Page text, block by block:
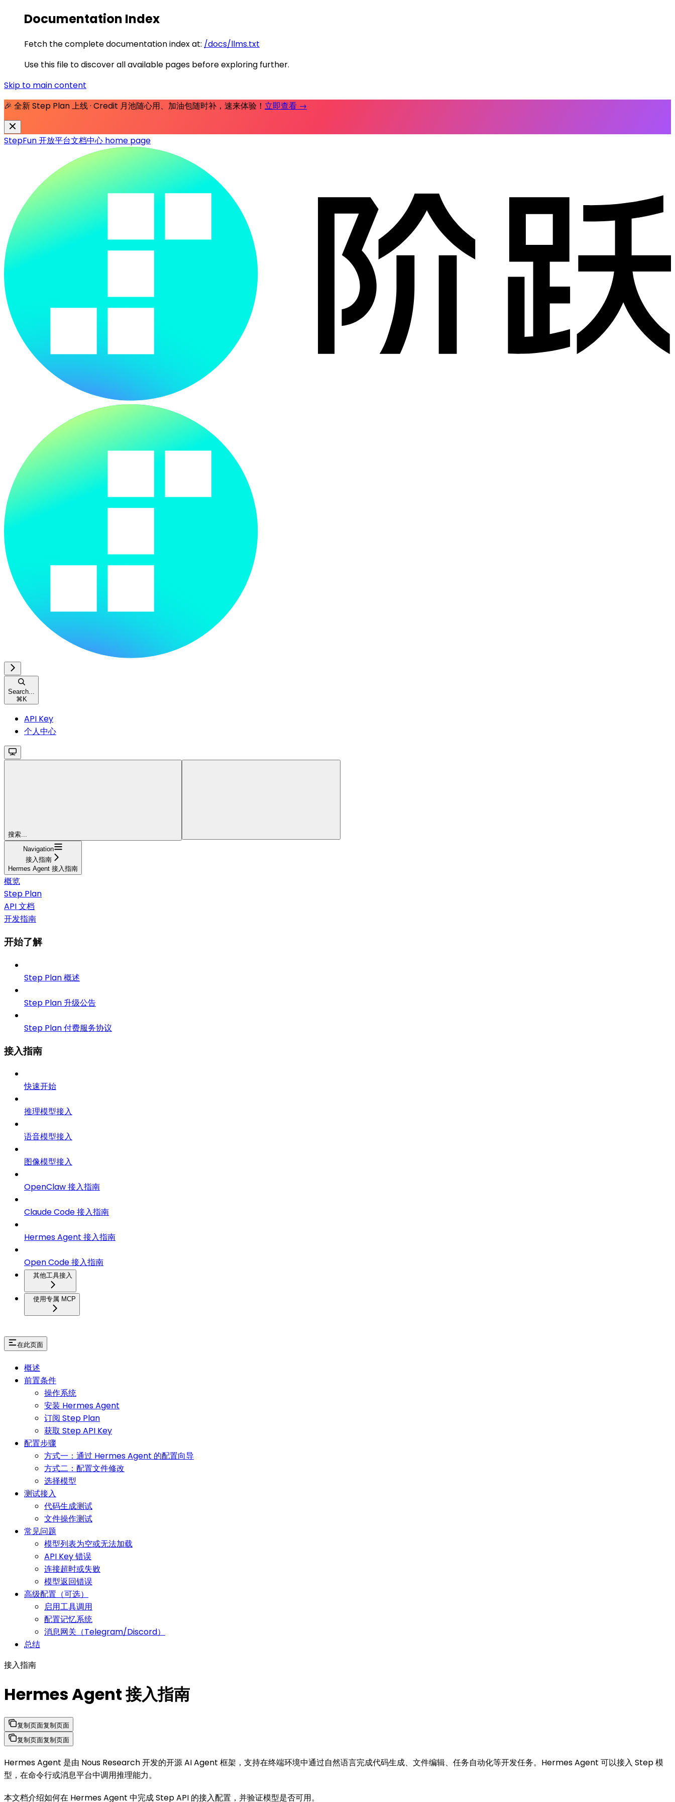
Documentation Index
Fetch the complete documentation index at: /docs/llms.txt
Use this file to discover all available pages before exploring further.
Skip to main content
🎉 全新 Step Plan 上线 · Credit 月池随心用、加油包随时补，速来体验！ 立即查看 →
StepFun 开放平台文档中心 home page
Search...
⌘ K
API Key
个人中心
搜索...
Navigation
接入指南
Hermes Agent 接入指南
概览
Step Plan
API 文档
开发指南
开始了解
Step Plan 概述
Step Plan 升级公告
Step Plan 付费服务协议
接入指南
快速开始
推理模型接入
语音模型接入
图像模型接入
OpenClaw 接入指南
Claude Code 接入指南
Hermes Agent 接入指南
Open Code 接入指南
其他工具接入
使用专属 MCP
在此页面
概述
前置条件
操作系统
安装 Hermes Agent
订阅 Step Plan
获取 Step API Key
配置步骤
方式一：通过 Hermes Agent 的配置向导
方式二：配置文件修改
选择模型
测试接入
代码生成测试
文件操作测试
常见问题
模型列表为空或无法加载
API Key 错误
连接超时或失败
模型返回错误
高级配置（可选）
启用工具调用
配置记忆系统
消息网关（Telegram/Discord）
总结
接入指南
Hermes Agent 接入指南
复制页面复制页面
复制页面复制页面
Hermes Agent 是由 Nous Research 开发的开源 AI Agent 框架，支持在终端环境中通过自然语言完成代码生成、文件编辑、任务自动化等开发任务。Hermes Agent 可以接入 Step 模
型，在命令行或消息平台中调用推理能力。
本文档介绍如何在 Hermes Agent 中完成 Step API 的接入配置，并验证模型是否可用。